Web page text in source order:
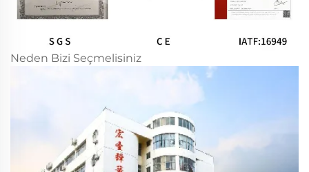
Neden Bizi Seçmelisiniz